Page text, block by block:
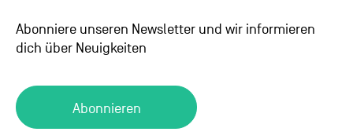
Abonniere unseren Newsletter und wir informieren
dich über Neuigkeiten
Abonnieren